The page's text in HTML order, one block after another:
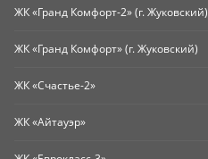
ЖК «Гранд Комфорт-2» (г. Жуковский)
ЖК «Гранд Комфорт» (г. Жуковский)
ЖК «Счастье-2»
ЖК «Айтауэр»